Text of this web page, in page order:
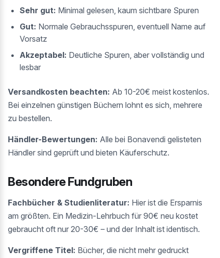
Sehr gut: Minimal gelesen, kaum sichtbare Spuren
Gut: Normale Gebrauchsspuren, eventuell Name auf
Vorsatz
Akzeptabel: Deutliche Spuren, aber vollständig und
lesbar
Versandkosten beachten: Ab 10-20€ meist kostenlos.
Bei einzelnen günstigen Büchern lohnt es sich, mehrere
zu bestellen.
Händler-Bewertungen: Alle bei Bonavendi gelisteten
Händler sind geprüft und bieten Käuferschutz.
Besondere Fundgruben
Fachbücher & Studienliteratur: Hier ist die Ersparnis
am größten. Ein Medizin-Lehrbuch für 90€ neu kostet
gebraucht oft nur 20-30€ – und der Inhalt ist identisch.
Vergriffene Titel: Bücher, die nicht mehr gedruckt